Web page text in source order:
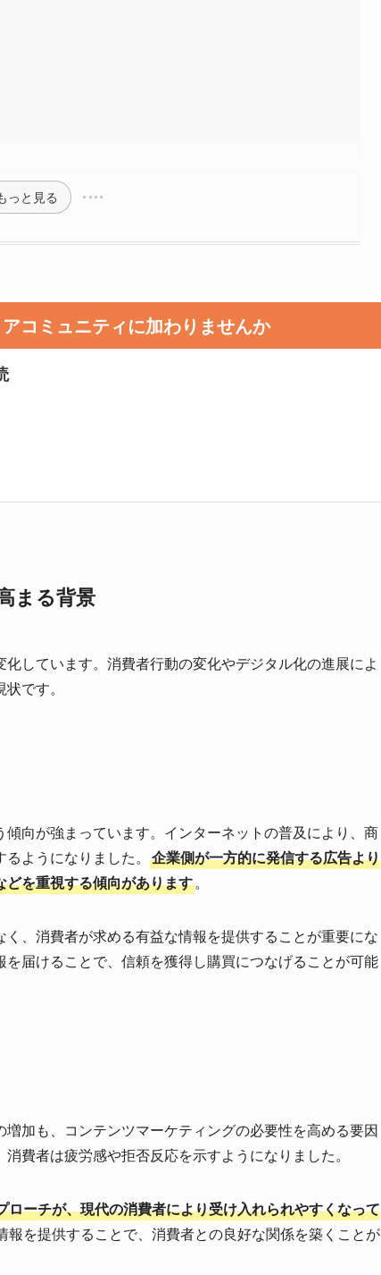
っと見る
コミュニティに加わりませんか
まる背景
しています。消費者行動の変化やデジタル化の進展によ
です。
向が強まっています。インターネットの普及により、商
ようになりました。 企業側が一方的に発信する広告より
を重視する傾向があります。
、消費者が求める有益な情報を提供することが重要にな
届けることで、信頼を獲得し購買につなげることが可能
加も、コンテンツマーケティングの必要性を高める要因
費者は疲労感や拒否反応を示すようになりました。
ーチが、現代の消費者により受け入れられやすくなって
を提供することで、消費者との良好な関係を築くことが